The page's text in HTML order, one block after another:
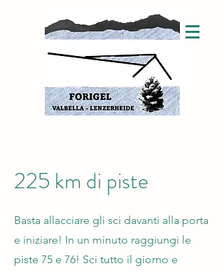
225 km di piste
Basta allacciare gli sci davanti alla porta
e iniziare! In un minuto raggiungi le
piste 75 e 76! Sci tutto il giorno e